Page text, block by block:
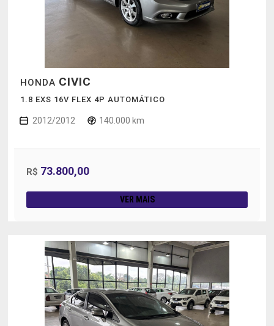
HONDA CIVIC
1.8 EXS 16V FLEX 4P AUTOMÁTICO
2012/2012 140.000 km
R$ 73.800,00
VER MAIS